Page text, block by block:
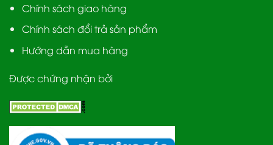
Chính sách giao hàng
Chính sách đổi trả sản phẩm
Hướng dẫn mua hàng
Được chứng nhận bởi